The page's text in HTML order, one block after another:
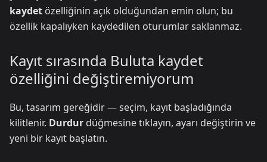
kaydet özelliğinin açık olduğundan emin olun; bu
özellik kapalıyken kaydedilen oturumlar saklanmaz.
Kayıt sırasında Buluta kaydet
özelliğini değiştiremiyorum
Bu, tasarım gereğidir — seçim, kayıt başladığında
kilitlenir. Durdur düğmesine tıklayın, ayarı değiştirin ve
yeni bir kayıt başlatın.